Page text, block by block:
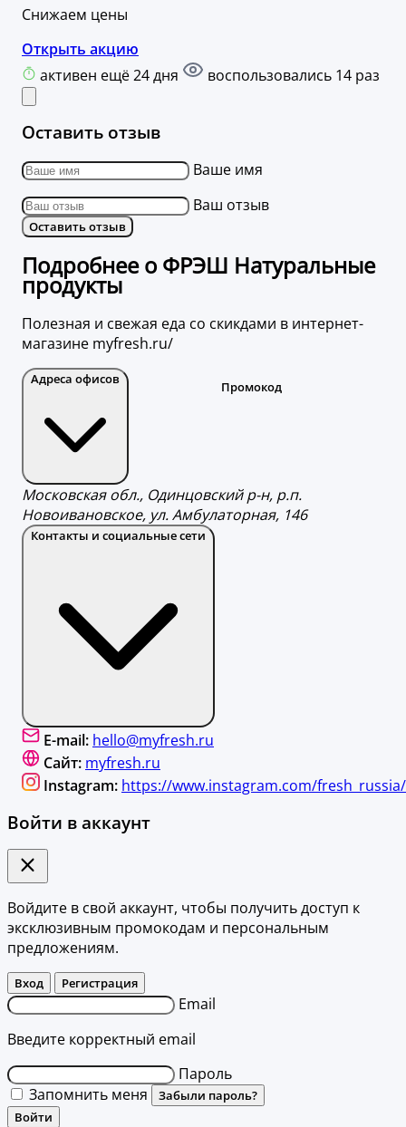
Снижаем цены
Открыть акцию
активен ещё 24 дня
воспользовались 14 раз
Оставить отзыв
Ваше имя
Ваш отзыв
Оставить отзыв
Подробнее о ФРЭШ Натуральные
продукты
Полезная и свежая еда со скикдами в интернет-
магазине myfresh.ru/
Адреса офисов
Московская обл., Одинцовский р-н, р.п.
Новоивановское, ул. Амбулаторная, 146
Контакты и социальные сети
E-mail: hello@myfresh.ru
Сайт: myfresh.ru
Instagram: https://www.instagram.com/fresh_russia/
Войти в аккаунт
Войдите в свой аккаунт, чтобы получить доступ к
эксклюзивным промокодам и персональным
предложениям.
Вход Регистрация
Email
Введите корректный email
Пароль
Запомнить меня
Забыли пароль?
Войти